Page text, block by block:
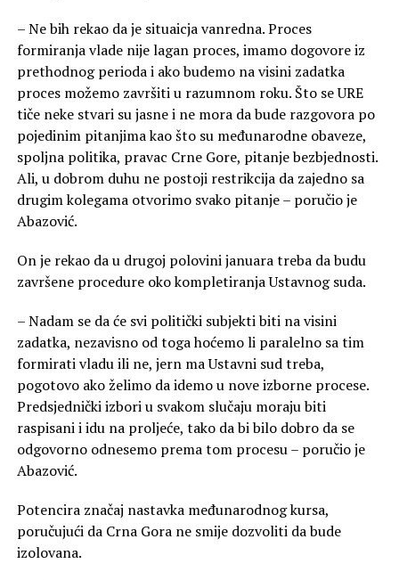
– Ne bih rekao da je situaicja vanredna. Proces
formiranja vlade nije lagan proces, imamo dogovore iz
prethodnog perioda i ako budemo na visini zadatka
proces možemo završiti u razumnom roku. Što se URE
tiče neke stvari su jasne i ne mora da bude razgovora po
pojedinim pitanjima kao što su međunarodne obaveze,
spoljna politika, pravac Crne Gore, pitanje bezbjednosti.
Ali, u dobrom duhu ne postoji restrikcija da zajedno sa
drugim kolegama otvorimo svako pitanje – poručio je
Abazović.
On je rekao da u drugoj polovini januara treba da budu
završene procedure oko kompletiranja Ustavnog suda.
– Nadam se da će svi politički subjekti biti na visini
zadatka, nezavisno od toga hoćemo li paralelno sa tim
formirati vladu ili ne, jern ma Ustavni sud treba,
pogotovo ako želimo da idemo u nove izborne procese.
Predsjednički izbori u svakom slučaju moraju biti
raspisani i idu na proljeće, tako da bi bilo dobro da se
odgovorno odnesemo prema tom procesu – poručio je
Abazović.
Potencira značaj nastavka međunarodnog kursa,
poručujući da Crna Gora ne smije dozvoliti da bude
izolovana.